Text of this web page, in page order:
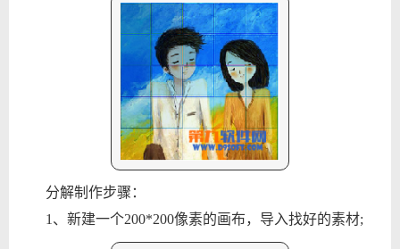
分解制作步骤：
1、新建一个200*200像素的画布，导入找好的素材;